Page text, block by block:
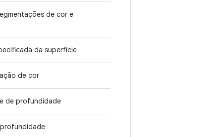
de cor e
da superfície
de cor
de profundidade